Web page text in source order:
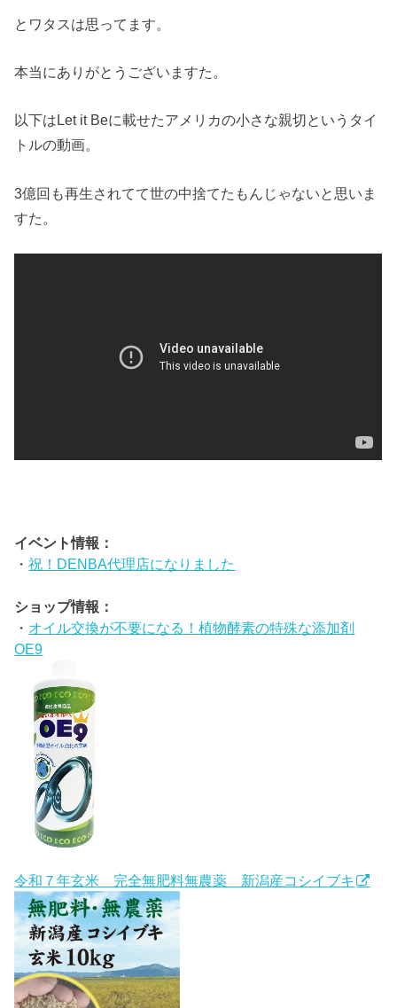
とワタスは思ってます。
本当にありがとうございますた。
以下はLet it Beに載せたアメリカの小さな親切というタイ
トルの動画。
3億回も再生されてて世の中捨てたもんじゃないと思いま
すた。
イベント情報：
・祝！DENBA代理店になりました
ショップ情報：
・ オイル交換が不要になる！植物酵素の特殊な添加剤
OE9
令和７年玄米 完全無肥料無農薬 新潟産コシイブキ